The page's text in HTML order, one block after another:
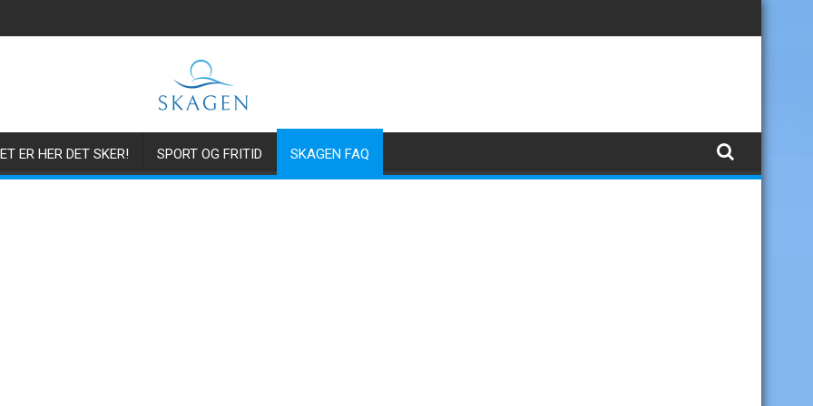
ER HER DET SKER! SPORT OG FRITID SKAGEN FAQ